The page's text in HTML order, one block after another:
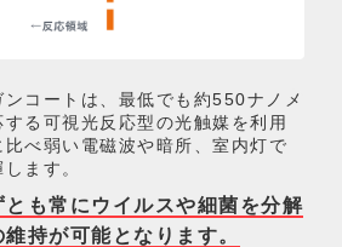
ンコートは、最低でも約550ナノメ
る可視光反応型の光触媒を利用
比べ弱い電磁波や暗所、室内灯で
ます。
も常にウイルスや細菌を分解
持が可能となります。